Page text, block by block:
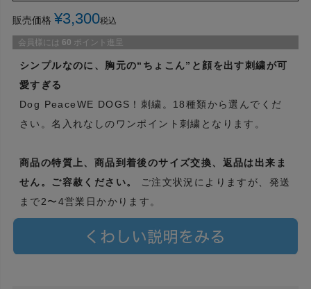
販売価格 ¥3,300税込
会員様には 60 ポイント進呈
シンプルなのに、胸元の“ちょこん”と顔を出す刺繍が可
愛すぎる
Dog PeaceWE DOGS！刺繍。18種類から選んでくだ
さい。名入れなしのワンポイント刺繍となります。
商品の特質上、商品到着後のサイズ交換、返品は出来ま
せん。ご容赦ください。
ご注文状況によりますが、発送
まで2〜4営業日かかります。